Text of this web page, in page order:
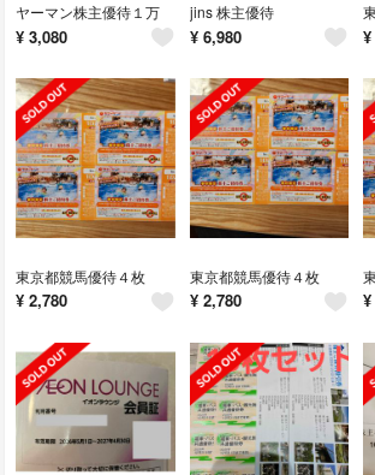
ヤーマン株主優待１万
¥ 3,080
jins 株主優待
¥ 6,980 ¥
東京都競馬優待４枚
¥ 2,780
東京都競馬優待４枚
¥ 2,780 ¥